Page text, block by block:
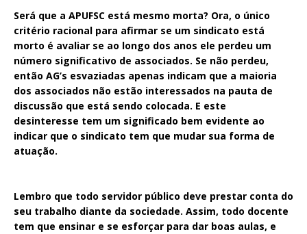
Será que a APUFSC está mesmo morta? Ora, o único
critério racional para afirmar se um sindicato está
morto é avaliar se ao longo dos anos ele perdeu um
número significativo de associados. Se não perdeu,
então AG’s esvaziadas apenas indicam que a maioria
dos associados não estão interessados na pauta de
discussão que está sendo colocada. E este
desinteresse tem um significado bem evidente ao
indicar que o sindicato tem que mudar sua forma de
atuação.
Lembro que todo servidor público deve prestar conta do
seu trabalho diante da sociedade. Assim, todo docente
tem que ensinar e se esforçar para dar boas aulas, e